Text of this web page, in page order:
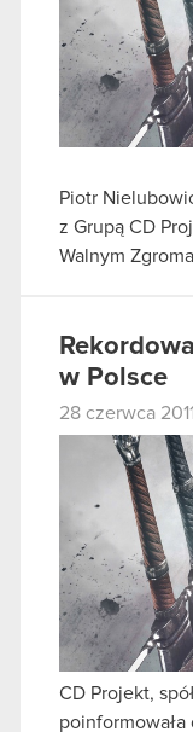
Piotr
z Grupą CD
Walnym
w Polsce
28 czerwca 2011
CD Projekt,